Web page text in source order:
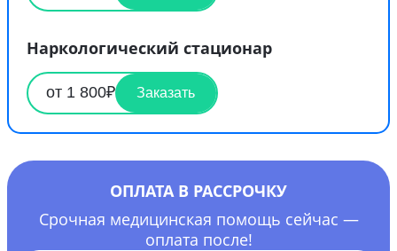
Наркологический стационар
от 1 800₽ Заказать
ОПЛАТА В РАССРОЧКУ
Срочная медицинская помощь сейчас —
оплата после!